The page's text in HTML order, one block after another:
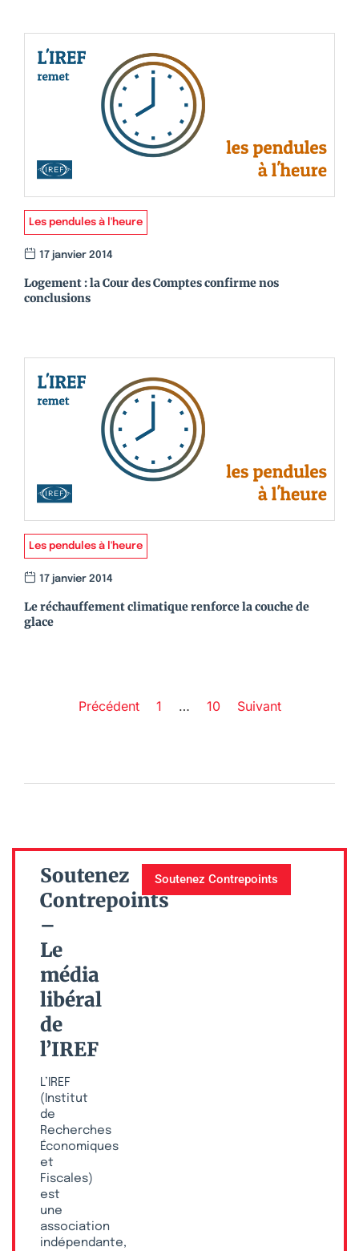
Les pendules à l'heure
17 janvier 2014
Logement : la Cour des Comptes confirme nos
conclusions
Les pendules à l'heure
17 janvier 2014
Le réchauffement climatique renforce la couche de
glace
Précédent 1 … 10 Suivant
Soutenez
Contrepoints
–
Le
média
libéral
de
l’IREF
L’IREF
(Institut
de
Recherches
Économiques
et
Fiscales)
est
une
association
indépendante,
Soutenez Contrepoints